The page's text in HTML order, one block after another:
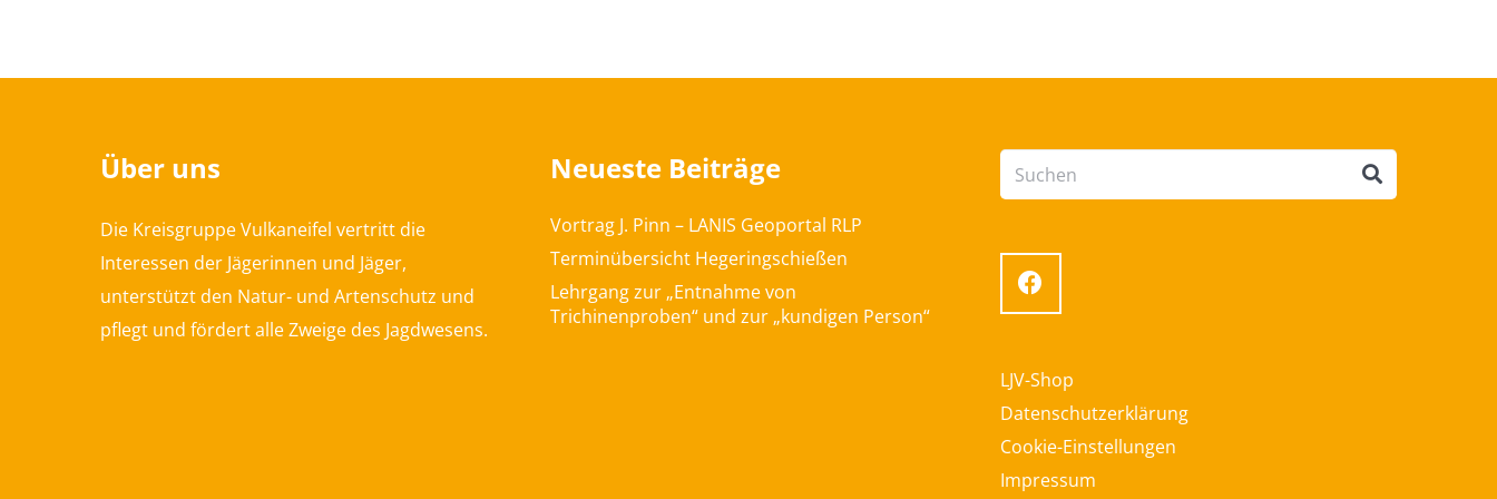
Über uns
Die Kreisgruppe Vulkaneifel vertritt die
Interessen der Jägerinnen und Jäger,
unterstützt den Natur- und Artenschutz und
pflegt und fördert alle Zweige des Jagdwesens.
Neueste Beiträge
Vortrag J. Pinn – LANIS Geoportal RLP
Terminübersicht Hegeringschießen
Lehrgang zur „Entnahme von
Trichinenproben“ und zur „kundigen Person“
LJV-Shop
Datenschutzerklärung
Cookie-Einstellungen
Impressum